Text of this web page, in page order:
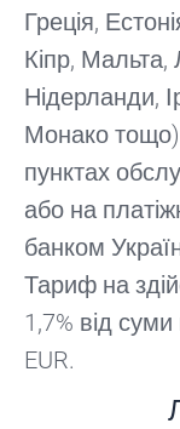
Греція,
Кіпр, Мальта,
Нідерланди,
Монако тощо)
пунктах
або на
банком
Тариф на
1,7% від
EUR.